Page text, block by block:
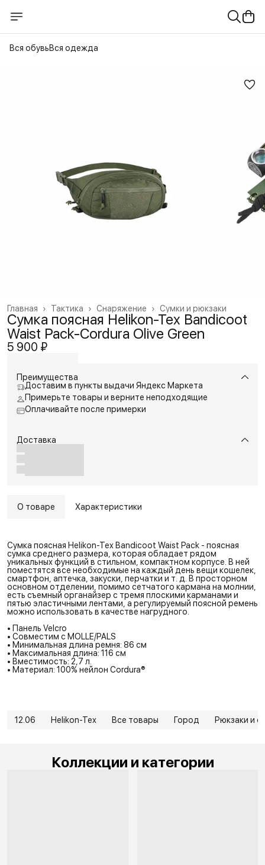
Вся обувьВся одежда
Сумки и рюкзаки
Снаряжение ›
Тактика ›
Главная ›
Сумка поясная Helikon-Tex Bandicoot
Waist Pack-Cordura Olive Green
5 900 ₽
Преимущества
Доставим в пункты выдачи Яндекс Маркета
Примерьте товары и верните неподходящие
Оплачивайте после примерки
Доставка
О товаре Характеристики
Сумка поясная Helikon-Tex Bandicoot Waist Pack - поясная
сумка среднего размера, которая обладает рядом
уникальных функций в стильном, компактном корпусе. В ней
поместятся все необходимые на каждый день вещи кошелек,
смартфон, аптечка, закуски, перчатки и т. д. В просторном
основном отделении, помимо сетчатого кармана на молнии,
есть съемный органайзер с тремя плоскими карманами и
пятью эластичными лентами, а регулируемый поясной ремень
можно использовать в качестве нагрудного.
• Панель Velcro
• Совместим с MOLLE/PALS
• Минимальная длина ремня: 86 см
• Максимальная длина: 116 см
• Вместимость: 2,7 л.
• Материал: 100% нейлон Cordura®
12.06 Helikon-Tex Все товары Город Рюкзаки и
Коллекции и категории